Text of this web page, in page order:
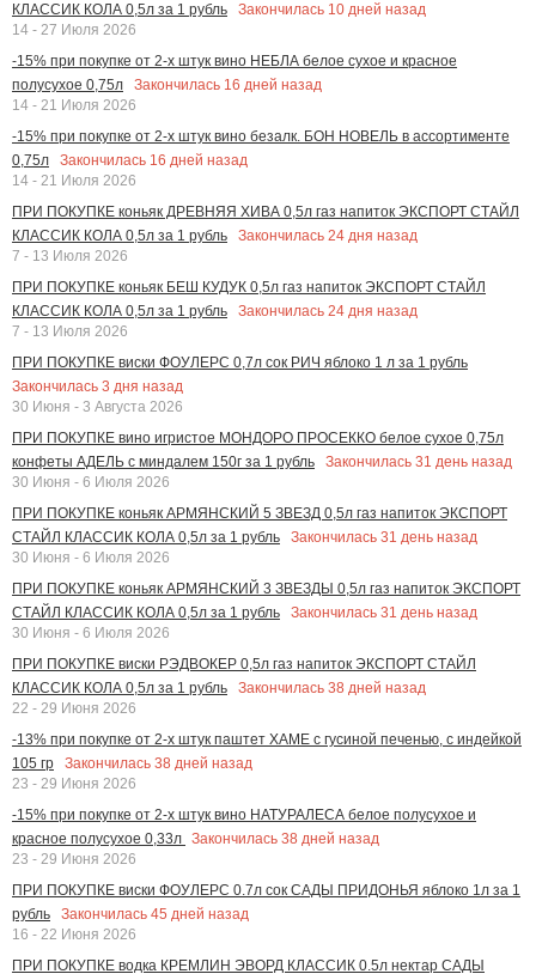
КЛАССИК КОЛА 0,5л за 1 рубль
Закончилась 10 дней назад
14 - 27 Июля 2026
-15% при покупке от 2-х штук вино НЕБЛА белое сухое и красное
полусухое 0,75л
Закончилась 16 дней назад
14 - 21 Июля 2026
-15% при покупке от 2-х штук вино безалк. БОН НОВЕЛЬ в ассортименте
0,75л
Закончилась 16 дней назад
14 - 21 Июля 2026
ПРИ ПОКУПКЕ коньяк ДРЕВНЯЯ ХИВА 0,5л газ напиток ЭКСПОРТ СТАЙЛ
КЛАССИК КОЛА 0,5л за 1 рубль
Закончилась 24 дня назад
7 - 13 Июля 2026
ПРИ ПОКУПКЕ коньяк БЕШ КУДУК 0,5л газ напиток ЭКСПОРТ СТАЙЛ
КЛАССИК КОЛА 0,5л за 1 рубль
Закончилась 24 дня назад
7 - 13 Июля 2026
ПРИ ПОКУПКЕ виски ФОУЛЕРС 0,7л сок РИЧ яблоко 1 л за 1 рубль
Закончилась 3 дня назад
30 Июня - 3 Августа 2026
ПРИ ПОКУПКЕ вино игристое МОНДОРО ПРОСЕККО белое сухое 0,75л
конфеты АДЕЛЬ с миндалем 150г за 1 рубль
Закончилась 31 день назад
30 Июня - 6 Июля 2026
ПРИ ПОКУПКЕ коньяк АРМЯНСКИЙ 5 ЗВЕЗД 0,5л газ напиток ЭКСПОРТ
СТАЙЛ КЛАССИК КОЛА 0,5л за 1 рубль
Закончилась 31 день назад
30 Июня - 6 Июля 2026
ПРИ ПОКУПКЕ коньяк АРМЯНСКИЙ 3 ЗВЕЗДЫ 0,5л газ напиток ЭКСПОРТ
СТАЙЛ КЛАССИК КОЛА 0,5л за 1 рубль
Закончилась 31 день назад
30 Июня - 6 Июля 2026
ПРИ ПОКУПКЕ виски РЭДВОКЕР 0,5л газ напиток ЭКСПОРТ СТАЙЛ
КЛАССИК КОЛА 0,5л за 1 рубль
Закончилась 38 дней назад
22 - 29 Июня 2026
-13% при покупке от 2-х штук паштет ХАМЕ с гусиной печенью, с индейкой
105 гр
Закончилась 38 дней назад
23 - 29 Июня 2026
-15% при покупке от 2-х штук вино НАТУРАЛЕСА белое полусухое и
красное полусухое 0,33л Закончилась 38 дней назад
23 - 29 Июня 2026
ПРИ ПОКУПКЕ виски ФОУЛЕРС 0.7л сок САДЫ ПРИДОНЬЯ яблоко 1л за 1
рубль
Закончилась 45 дней назад
16 - 22 Июня 2026
ПРИ ПОКУПКЕ водка КРЕМЛИН ЭВОРД КЛАССИК 0.5л нектар САДЫ